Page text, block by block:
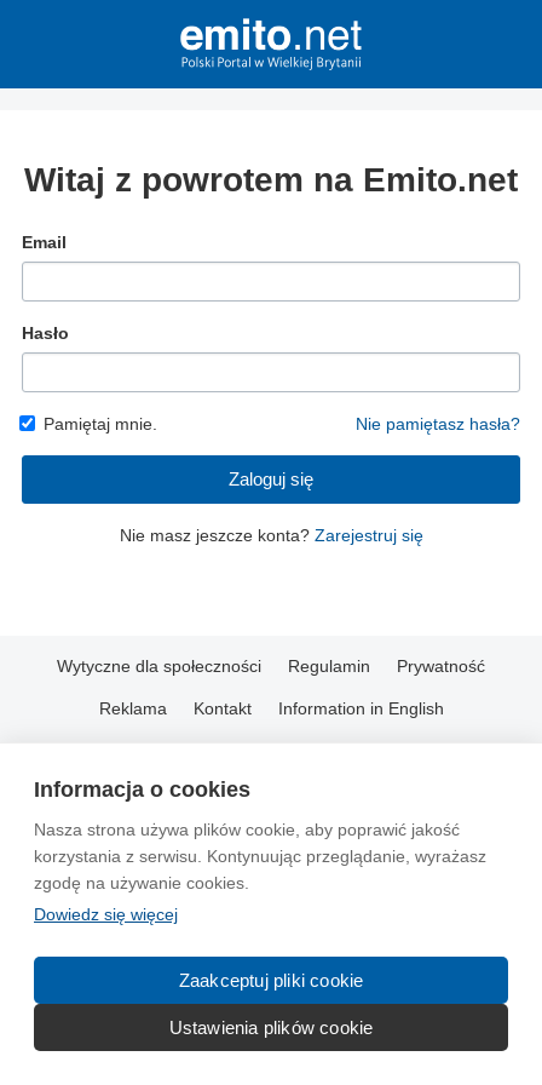
Informacja o cookies
Nasza strona używa plików cookie, aby poprawić jakość
korzystania z serwisu. Kontynuując przeglądanie, wyrażasz
zgodę na używanie cookies.
Dowiedz się więcej
Zaakceptuj pliki cookie
Ustawienia plików cookie
Witaj z powrotem na Emito.net
Email
Hasło
Pamiętaj mnie. Nie pamiętasz hasła?
Zaloguj się
Nie masz jeszcze konta? Zarejestruj się
Wytyczne dla społeczności Regulamin Prywatność
Reklama Kontakt Information in English